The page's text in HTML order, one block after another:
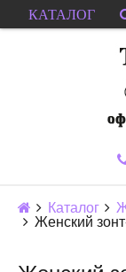
КАТАЛОГ
Каталог
Женский